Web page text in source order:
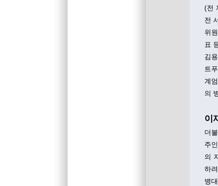
(전
전
위
표
김
트
계
의
이
더
주
의
하
병